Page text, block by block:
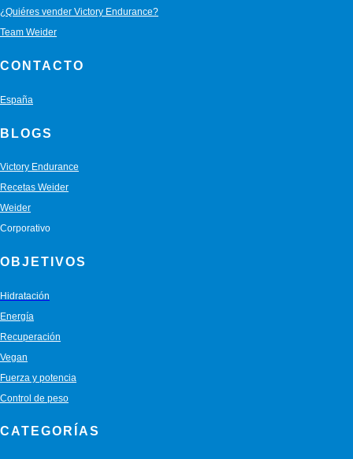
¿Quiéres vender Victory Endurance?
Team Weider
CONTACTO
España
BLOGS
Victory Endurance
Recetas Weider
Weider
Corporativo
OBJETIVOS
Hidratación
Energía
Recuperación
Vegan
Fuerza y potencia
Control de peso
CATEGORÍAS